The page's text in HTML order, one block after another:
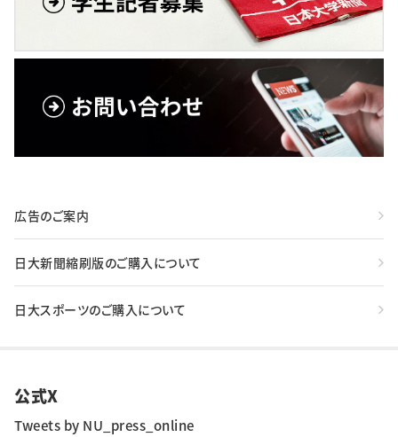
広告のご案内
日大新聞縮刷版のご購入について
日大スポーツのご購入について
公式X
Tweets by NU_press_online